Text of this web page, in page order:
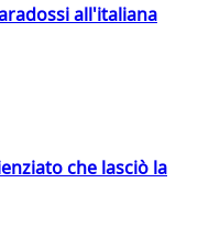
all'italiana
che lasciò la